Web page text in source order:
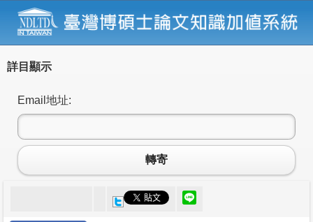
詳目顯示
Email地址:
轉寄